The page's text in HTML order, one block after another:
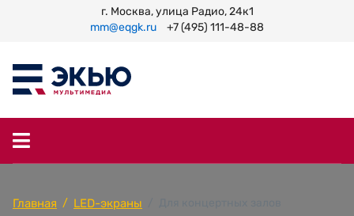
г. Москва, улица Радио, 24к1
mm@eqgk.ru
+7 (495) 111-48-88
Главная LED-экраны